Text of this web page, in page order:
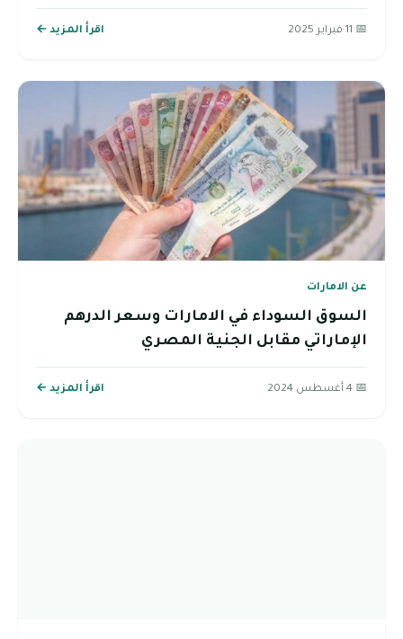
📅 11 فبراير 2025 اقرأ المزيد ←
عن الامارات
السوق السوداء في الامارات وسعر الدرهم
الإماراتي مقابل الجنية المصري
📅 4 أغسطس 2024 اقرأ المزيد ←